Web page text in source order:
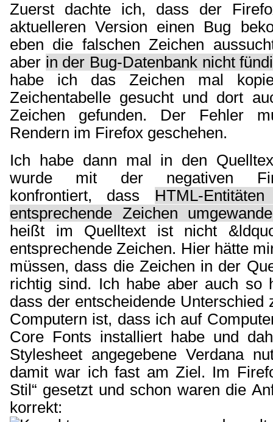
Zuerst dachte ich, dass der
aktuelleren Version einen Bug
eben die falschen Zeichen
aber in der Bug-Datenbank nicht
habe ich das Zeichen mal
Zeichentabelle gesucht und dort
Zeichen gefunden. Der Fehler
Rendern im Firefox geschehen.
Ich habe dann mal in den
wurde mit der negativen
konfrontiert, dass HTML-
entsprechende Zeichen
heißt im Quelltext ist nicht
entsprechende Zeichen. Hier hätte
müssen, dass die Zeichen in der
richtig sind. Ich habe aber auch so
dass der entscheidende Unterschied
Computern ist, dass ich auf
Core Fonts installiert habe und
Stylesheet angegebene Verdana
damit war ich fast am Ziel. Im
Stil“ gesetzt und schon waren die
korrekt: